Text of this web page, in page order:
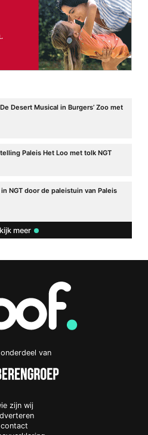
Desert Musical in Burgers’ Zoo met
Paleis Het Loo met tolk NGT
NGT door de paleistuin van Paleis
meer
van
zijn wij
contact